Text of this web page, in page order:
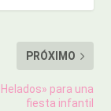
PRÓXIMO
para una
fiesta infantil